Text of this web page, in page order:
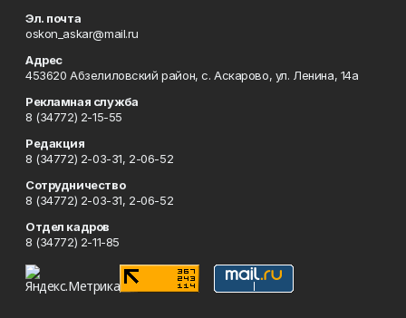
Эл. почта
oskon_askar@mail.ru
Адрес
453620 Абзелиловский район, с. Аскарово, ул. Ленина, 14а
Рекламная служба
8 (34772) 2-15-55
Редакция
8 (34772) 2-03-31, 2-06-52
Сотрудничество
8 (34772) 2-03-31, 2-06-52
Отдел кадров
8 (34772) 2-11-85